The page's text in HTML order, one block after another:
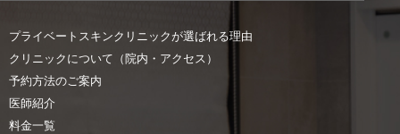
プライベートスキンクリニックが選ばれる理由
クリニックについて（院内・アクセス）
予約方法のご案内
医師紹介
料金一覧